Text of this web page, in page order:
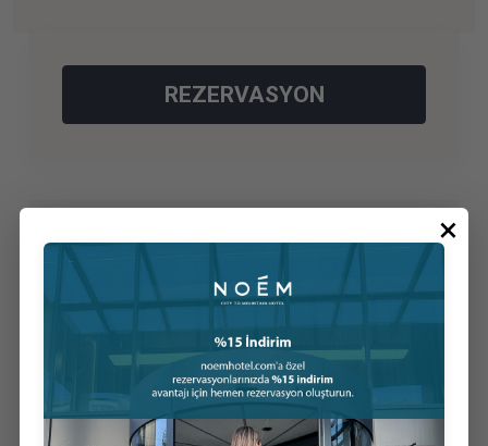
×
REZERVASYON
İlginizi Çekebilir
Standart Twin